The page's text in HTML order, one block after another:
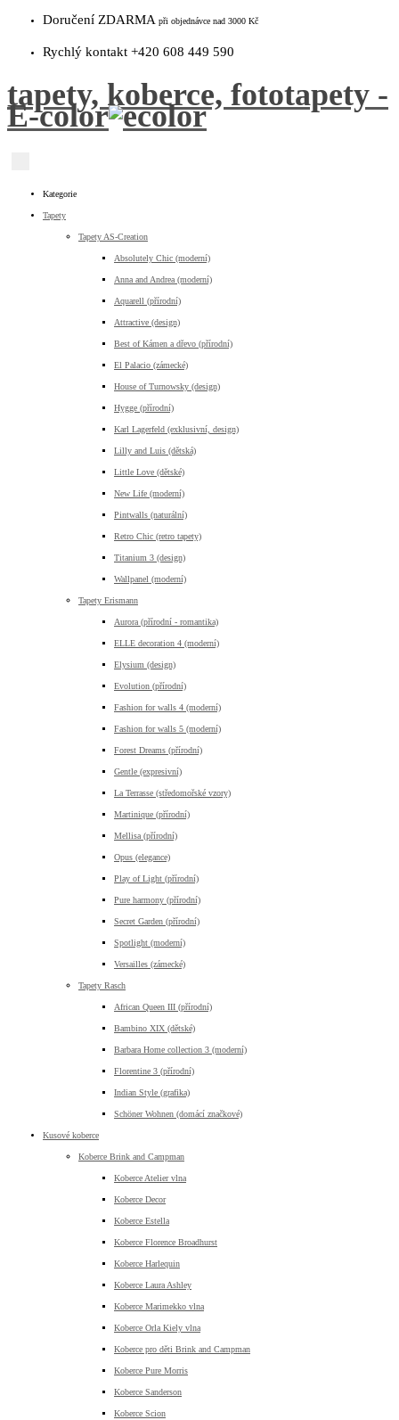
Doručení ZDARMA při objednávce nad 3000 Kč
Rychlý kontakt +420 608 449 590
tapety, koberce, fototapety -
E-color
Kategorie
Tapety
Tapety AS-Creation
Absolutely Chic (moderní)
Anna and Andrea (moderní)
Aquarell (přírodní)
Attractive (design)
Best of Kámen a dřevo (přírodní)
El Palacio (zámecké)
House of Turnowsky (design)
Hygge (přírodní)
Karl Lagerfeld (exklusivní, design)
Lilly and Luis (dětská)
Little Love (dětské)
New Life (moderní)
Pintwalls (naturální)
Retro Chic (retro tapety)
Titanium 3 (design)
Wallpanel (moderní)
Tapety Erismann
Aurora (přírodní - romantika)
ELLE decoration 4 (moderní)
Elysium (design)
Evolution (přírodní)
Fashion for walls 4 (moderní)
Fashion for walls 5 (moderní)
Forest Dreams (přírodní)
Gentle (expresivní)
La Terrasse (středomořské vzory)
Martinique (přírodní)
Mellisa (přírodní)
Opus (elegance)
Play of Light (přírodní)
Pure harmony (přírodní)
Secret Garden (přírodní)
Spotlight (moderní)
Versailles (zámecké)
Tapety Rasch
African Queen III (přírodní)
Bambino XIX (dětské)
Barbara Home collection 3 (moderní)
Florentine 3 (přírodní)
Indian Style (grafika)
Schöner Wohnen (domácí značkové)
Kusové koberce
Koberce Brink and Campman
Koberce Atelier vlna
Koberce Decor
Koberce Estella
Koberce Florence Broadhurst
Koberce Harlequin
Koberce Laura Ashley
Koberce Marimekko vlna
Koberce Orla Kiely vlna
Koberce pro děti Brink and Campman
Koberce Pure Morris
Koberce Sanderson
Koberce Scion